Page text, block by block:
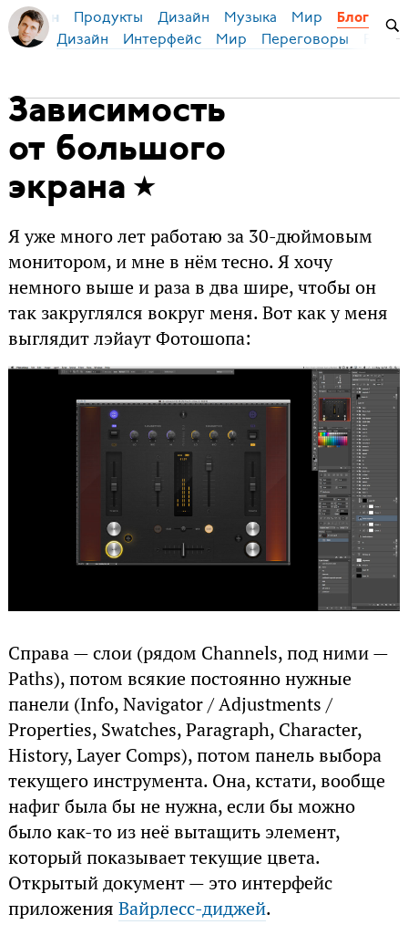
Бирман Продукты Дизайн Музыка Мир Блог
Дизайн Интерфейс Мир Переговоры
Зависимость
от большого
экрана
Я уже много лет работаю за 30-дюймовым
монитором, и мне в нём тесно. Я хочу
немного выше и раза в два шире, чтобы он
так закруглялся вокруг меня. Вот как у меня
выглядит лэйаут Фотошопа:
Справа — слои (рядом Channels, под ними —
Paths), потом всякие постоянно нужные
панели (Info, Navigator / Adjustments /
Properties, Swatches, Paragraph, Character,
History, Layer Comps), потом панель выбора
текущего инструмента. Она, кстати, вообще
нафиг была бы не нужна, если бы можно
было как-то из неё вытащить элемент,
который показывает текущие цвета.
Открытый документ — это интерфейс
приложения Вайрлесс-диджей.